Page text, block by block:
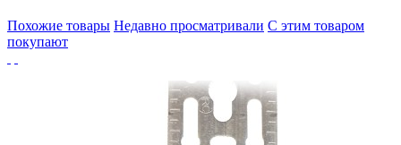
Похожие товары Недавно просматривали С этим товаром
покупают